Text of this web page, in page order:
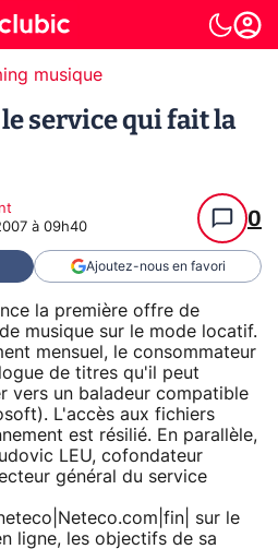
musique
service qui fait la
à 09h40 0
Ajoutez-nous en favori
la première offre de
musique sur le mode locatif.
mensuel, le consommateur
de titres qu'il peut
vers un baladeur compatible
L'accès aux fichiers
est résilié. En parallèle,
LEU, cofondateur
général du service
sur le
ligne, les objectifs de sa